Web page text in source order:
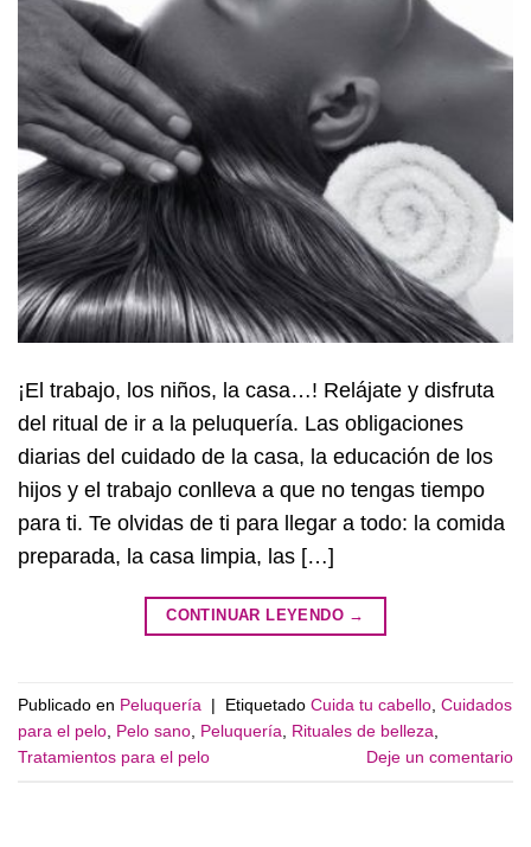
¡El trabajo, los niños, la casa…! Relájate y disfruta
del ritual de ir a la peluquería. Las obligaciones
diarias del cuidado de la casa, la educación de los
hijos y el trabajo conlleva a que no tengas tiempo
para ti. Te olvidas de ti para llegar a todo: la comida
preparada, la casa limpia, las […]
CONTINUAR LEYENDO →
Publicado en Peluquería | Etiquetado Cuida tu cabello, Cuidados
para el pelo, Pelo sano, Peluquería, Rituales de belleza,
Tratamientos para el pelo
Deje un comentario